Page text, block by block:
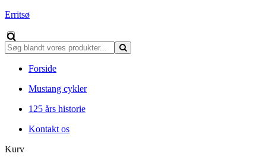
Erritsø
Forside
Mustang cykler
125 års historie
Kontakt os
Kurv